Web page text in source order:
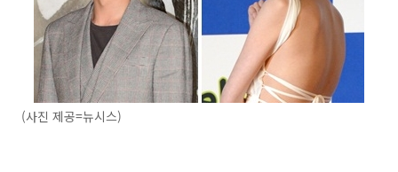
(사진 제공=뉴시스)